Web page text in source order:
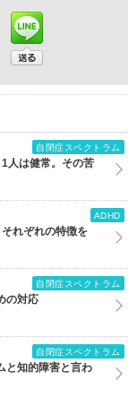
自閉症スペクトラム
人は健常。その苦
ADHD
れぞれの特徴を
自閉症スペクトラム
の対応
自閉症スペクトラム
と知的障害と言わ